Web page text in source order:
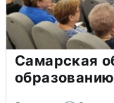
Самарская
образованию